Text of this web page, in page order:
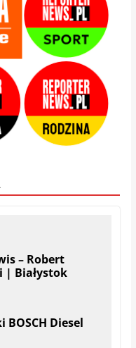
– okna i drzwi |
|
– Zaścianki
| Białystok
Diesel
regeneracja
i filtrów